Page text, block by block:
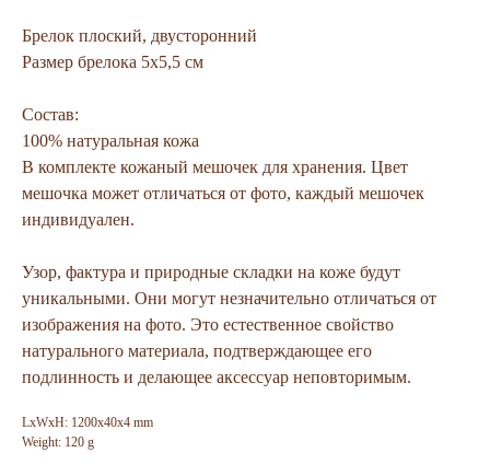
Брелок плоский, двусторонний
Размер брелока 5х5,5 см
Состав:
100% натуральная кожа
В комплекте кожаный мешочек для хранения. Цвет
мешочка может отличаться от фото, каждый мешочек
индивидуален.
Узор, фактура и природные складки на коже будут
уникальными. Они могут незначительно отличаться от
изображения на фото. Это естественное свойство
натурального материала, подтверждающее его
подлинность и делающее аксессуар неповторимым.
LxWxH: 1200x40x4 mm
Weight: 120 g